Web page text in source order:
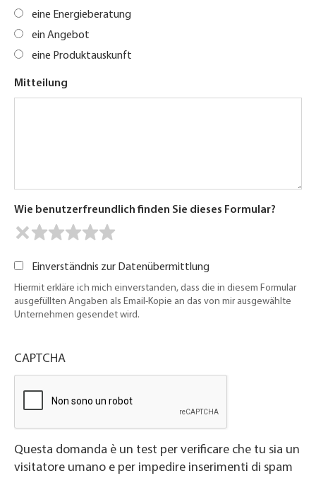
eine Energieberatung
ein Angebot
eine Produktauskunft
Mitteilung
Wie benutzerfreundlich finden Sie dieses Formular?
Einverständnis zur Datenübermittlung
Hiermit erkläre ich mich einverstanden, dass die in diesem Formular
ausgefüllten Angaben als Email-Kopie an das von mir ausgewählte
Unternehmen gesendet wird.
CAPTCHA
Questa domanda è un test per verificare che tu sia un
visitatore umano e per impedire inserimenti di spam